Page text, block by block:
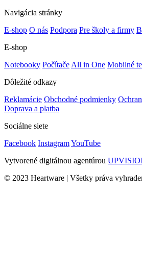
Navigácia stránky
E-shop O nás Podpora Pre školy a firmy
E-shop
Notebooky Počítače All in One Mobilné
Dôležité odkazy
Reklamácie Obchodné podmienky
Doprava a platba
Sociálne siete
Facebook InstagramYouTube
Vytvorené digitálnou agentúrou
© 2023 Heartware | Všetky práva